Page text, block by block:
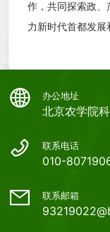
作，共同探索政、
力新时代首都发展
办公地址
北京农学院
联系电话
010-
联系邮箱